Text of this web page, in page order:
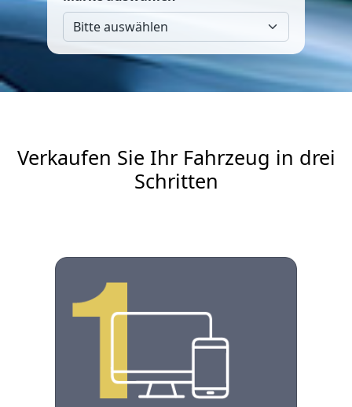
Verkaufen Sie Ihr Fahrzeug in drei
Schritten